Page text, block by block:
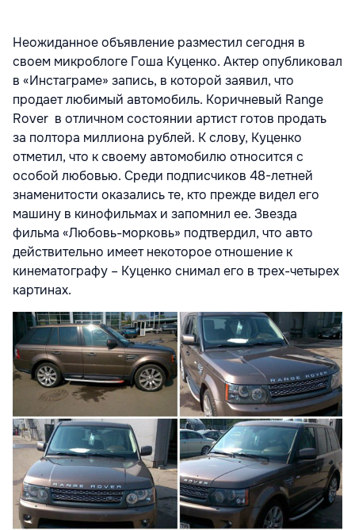
Неожиданное объявление разместил сегодня в
своем микроблоге Гоша Куценко. Актер опубликовал
в «Инстаграме» запись, в которой заявил, что
продает любимый автомобиль. Коричневый Range
Rover в отличном состоянии артист готов продать
за полтора миллиона рублей. К слову, Куценко
отметил, что к своему автомобилю относится с
особой любовью. Среди подписчиков 48-летней
знаменитости оказались те, кто прежде видел его
машину в кинофильмах и запомнил ее. Звезда
фильма «Любовь-морковь» подтвердил, что авто
действительно имеет некоторое отношение к
кинематографу – Куценко снимал его в трех-четырех
картинах.